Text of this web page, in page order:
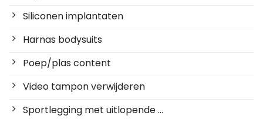
Siliconen implantaten
Harnas bodysuits
Poep/plas content
Video tampon verwijderen
Sportlegging met uitlopende ...